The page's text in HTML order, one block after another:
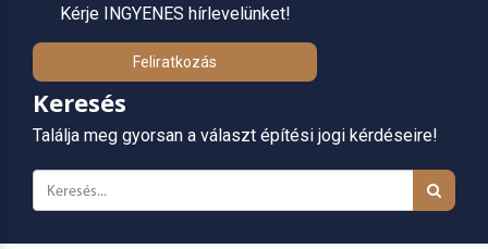
Kérje INGYENES hírlevelünket!
Feliratkozás
Keresés
Találja meg gyorsan a választ építési jogi kérdéseire!